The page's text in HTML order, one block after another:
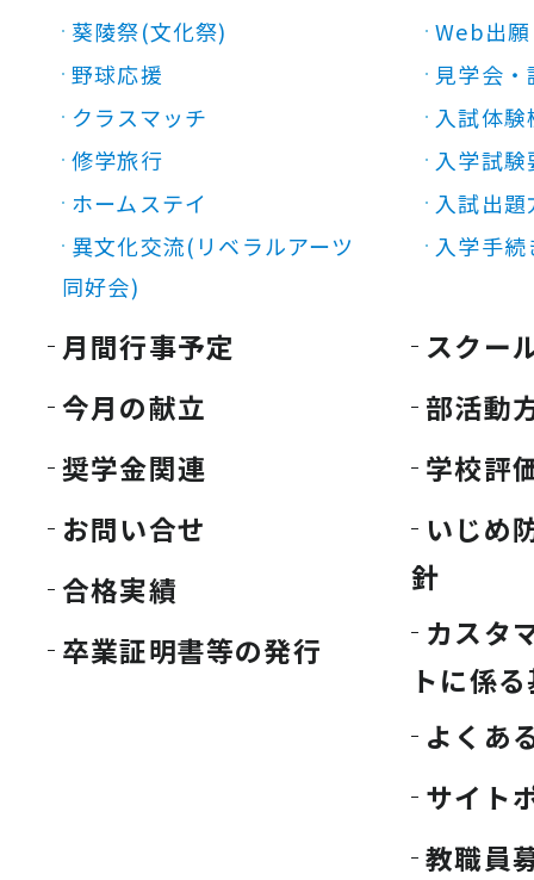
葵陵祭(文化祭)
野球応援
クラスマッチ
修学旅行
ホームステイ
異文化交流(リベラルアーツ
同好会)
Web出願
見学会
入試体験
入学試験
入試出題
入学手続
月間行事予定
今月の献立
奨学金関連
お問い合せ
合格実績
卒業証明書等の発行
スクー
部活動
学校評
いじめ
針
カスタ
トに係
よくあ
サイト
教職員